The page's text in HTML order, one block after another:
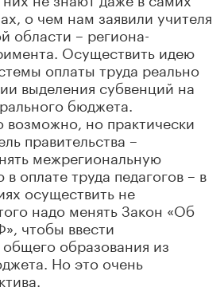
о чем нам заявили учителя
области – региона-
Осуществить идею
оплаты труда реально
выделения субвенций на
бюджета.
возможно, но практически
правительства –
межрегиональную
оплате труда педагогов – в
осуществить не
надо менять Закон «Об
чтобы ввести
образования из
Но это очень